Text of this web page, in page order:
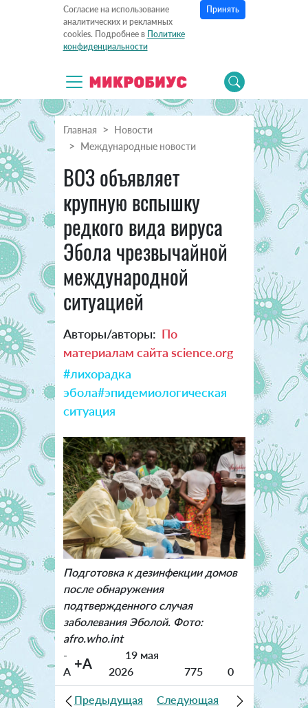
Согласие на использование
аналитических и рекламных
cookies. Подробнее в Политике
конфиденциальности
Принять
Главная
Новости
Международные новости
ВОЗ объявляет
крупную вспышку
редкого вида вируса
Эбола чрезвычайной
международной
ситуацией
Авторы/авторы: По
материалам сайта science.org
#лихорадка
эбола#эпидемиологическая
ситуация
Подготовка к дезинфекции домов
после обнаружения
подтвержденного случая
заболевания Эболой. Фото:
afro.who.int
-
A +A
19 мая
2026
775 0
Предыдущая
Следующая